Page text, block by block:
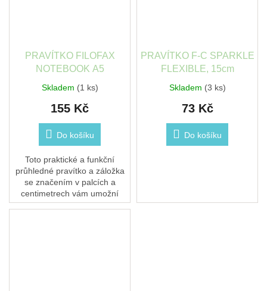
PRAVÍTKO FILOFAX
NOTEBOOK A5
Skladem (1 ks)
155 Kč
Do košíku
Toto praktické a funkční
průhledné pravítko a záložka
se značením v palcích a
centimetrech vám umožní
snadno najít vaše
PRAVÍTKO F-C SPARKLE
FLEXIBLE, 15cm
Skladem (3 ks)
73 Kč
Do košíku